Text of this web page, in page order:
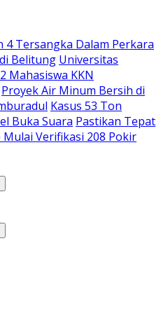
4 Tersangka Dalam Perkara
Belitung Universitas
Mahasiswa KKN
Proyek Air Minum Bersih di
Kasus 53 Ton
Buka Suara Pastikan Tepat
Mulai Verifikasi 208 Pokir